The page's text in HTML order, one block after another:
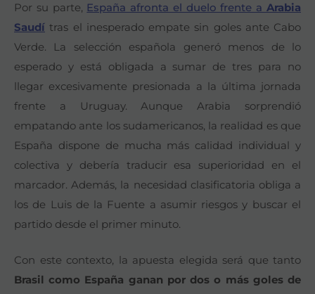
Por su parte, España afronta el duelo frente aArabia
Saudí tras el inesperado empate sin goles ante Cabo
Verde. La selección española generó menos de lo
esperado y está obligada a sumar de tres para no
llegar excesivamente presionada a la última jornada
frente a Uruguay. Aunque Arabia sorprendió
empatando ante los sudamericanos, la realidad es que
España dispone de mucha más calidad individual y
colectiva y debería traducir esa superioridad en el
marcador. Además, la necesidad clasificatoria obliga a
los de Luis de la Fuente a asumir riesgos y buscar el
partido desde el primer minuto.
Con este contexto, la apuesta elegida será que tanto
Brasil como España ganan por dos o más goles de